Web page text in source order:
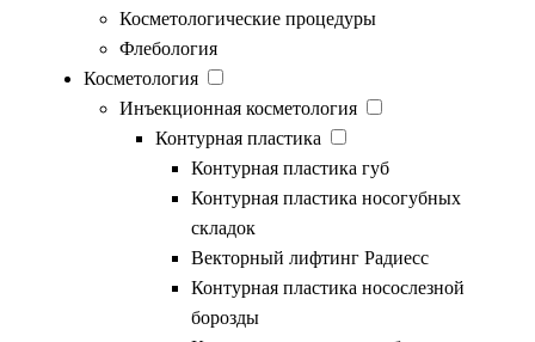
Косметологические процедуры
Флебология
Косметология
Инъекционная косметология
Контурная пластика
Контурная пластика губ
Контурная пластика носогубных
складок
Векторный лифтинг Радиесс
Контурная пластика носослезной
борозды
В клинике ForMe
проводится анализ состава
тела на аппарате
МЕДАСС. Это
медицинская система,